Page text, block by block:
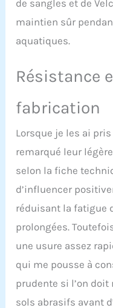
de sangles et de
maintien sûr
aquatiques.
Résistance
fabrication
Lorsque je les ai
remarqué leur
selon la fiche
d’influencer
réduisant la fatigue
prolongées.
une usure assez
qui me pousse à
prudente si l’on
sols abrasifs avant